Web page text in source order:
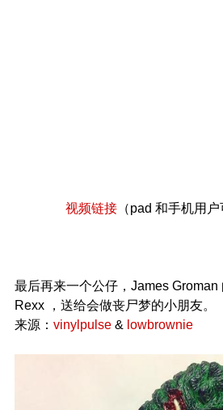
视频链接（pad 和手机用户
最后再来一个公仔，James Groman
Rexx ，送给会做丧尸梦的小朋友。
来源： vinylpulse& lowbrownie